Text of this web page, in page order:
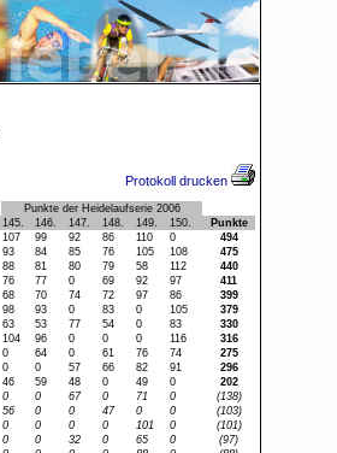
Protokoll drucken
Punkte der Heidelaufserie 2006
145. 146. 147. 148. 149. 150.
Punkte
107 99 92 86 110 0
494
93 84 85 76 105 108
475
88 81 80 79 58 112
440
76 77 0 69 92 97
411
68 70 74 72 97 86
399
98 93 0 83 0 105
379
63 53 77 54 0 83
330
104 96 0 0 0 116
316
0 64 0 61 76 74
275
0 0 57 66 82 91
296
46 59 48 0 49 0
202
0 0 67 0 71 0
(138)
56 0 0 47 0 0
(103)
0 0 0 0 101 0
(101)
0 0 32 0 65 0
(97)